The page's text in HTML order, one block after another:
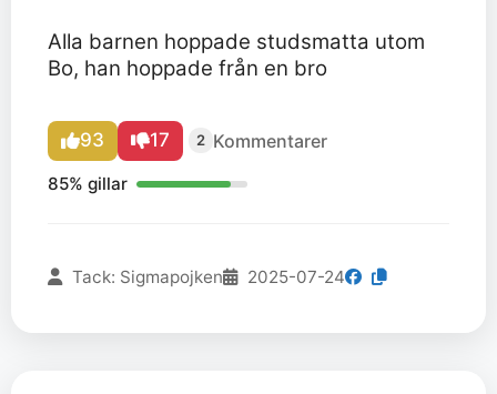
Alla barnen hoppade studsmatta utom
Bo, han hoppade från en bro
93 17 2 Kommentarer
85% gillar
Tack: Sigmapojken 2025-07-24